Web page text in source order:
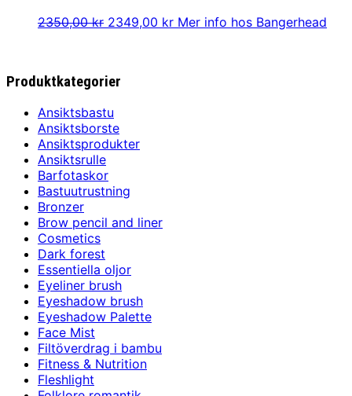
2350,00kr Det
2350,00 kr.
2349,00 krDet
Mer info hos Bangerhead
Produktkategorier
Ansiktsbastu
Ansiktsborste
Ansiktsprodukter
Ansiktsrulle
Barfotaskor
Bastuutrustning
Bronzer
Brow pencil and liner
Cosmetics
Dark forest
Essentiella oljor
Eyeliner brush
Eyeshadow brush
Eyeshadow Palette
Face Mist
Filtöverdrag i bambu
Fitness & Nutrition
Fleshlight